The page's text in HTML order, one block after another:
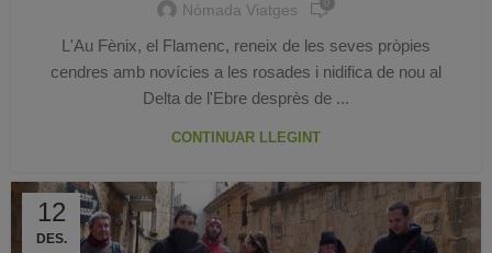
Nòmada Viatges
L'Au Fènix, el Flamenc, reneix de les seves pròpies
cendres amb novícies a les rosades i nidifica de nou al
Delta de l'Ebre desprès de ...
CONTINUAR LLEGINT
12
DES.